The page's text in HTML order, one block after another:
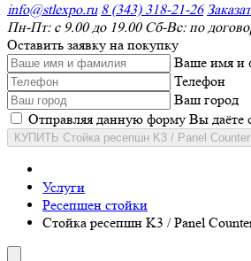
info@stlexpo.ru 8 (343) 318-21-26
Пн-Пт: с 9.00 до 19.00 Сб-Вс: по
Оставить заявку на покупку
Ваше имя и
Телефон
Ваш город
Отправляя данную форму Вы даёте
КУПИТЬ Стойка ресепшн K3 / Panel
Услуги
Ресепшен стойки
Стойка ресепшн K3 / Panel